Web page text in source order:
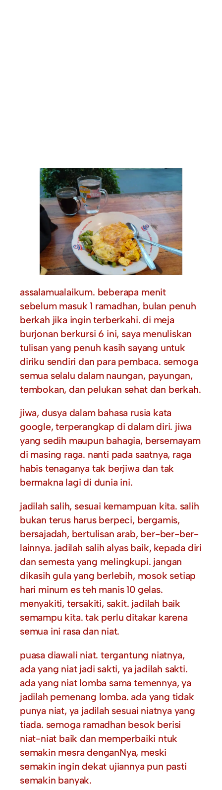
assalamualaikum. beberapa menit
sebelum masuk 1 ramadhan, bulan penuh
berkah jika ingin terberkahi. di meja
burjonan berkursi 6 ini, saya menuliskan
tulisan yang penuh kasih sayang untuk
diriku sendiri dan para pembaca. semoga
semua selalu dalam naungan, payungan,
tembokan, dan pelukan sehat dan berkah.
jiwa, dusya dalam bahasa rusia kata
google, terperangkap di dalam diri. jiwa
yang sedih maupun bahagia, bersemayam
di masing raga. nanti pada saatnya, raga
habis tenaganya tak berjiwa dan tak
bermakna lagi di dunia ini.
jadilah salih, sesuai kemampuan kita. salih
bukan terus harus berpeci, bergamis,
bersajadah, bertulisan arab, ber-ber-ber-
lainnya. jadilah salih alyas baik, kepada diri
dan semesta yang melingkupi. jangan
dikasih gula yang berlebih, mosok setiap
hari minum es teh manis 10 gelas.
menyakiti, tersakiti, sakit. jadilah baik
semampu kita. tak perlu ditakar karena
semua ini rasa dan niat.
puasa diawali niat. tergantung niatnya,
ada yang niat jadi sakti, ya jadilah sakti.
ada yang niat lomba sama temennya, ya
jadilah pemenang lomba. ada yang tidak
punya niat, ya jadilah sesuai niatnya yang
tiada. semoga ramadhan besok berisi
niat-niat baik dan memperbaiki ntuk
semakin mesra denganNya, meski
semakin ingin dekat ujiannya pun pasti
semakin banyak.